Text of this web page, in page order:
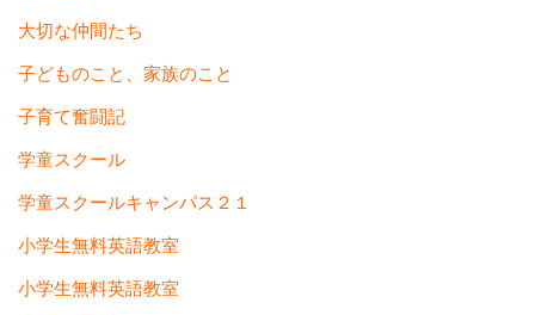
大切な仲間たち
子どものこと、家族のこと
子育て奮闘記
学童スクール
学童スクールキャンパス２１
小学生無料英語教室
小学生無料英語教室